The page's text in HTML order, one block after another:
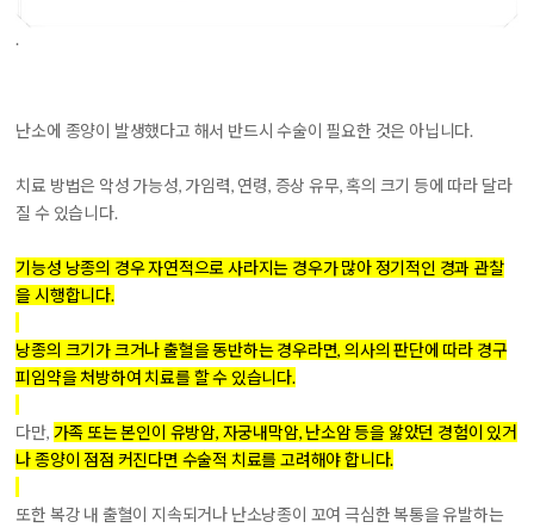
.
난소에 종양이 발생했다고 해서 반드시 수술이 필요한 것은 아닙니다.
치료 방법은 악성 가능성, 가임력, 연령, 증상 유무, 혹의 크기 등에 따라 달라
질 수 있습니다.
기능성 낭종의 경우 자연적으로 사라지는 경우가 많아 정기적인 경과 관찰
을 시행합니다.
낭종의 크기가 크거나 출혈을 동반하는 경우라면, 의사의 판단에 따라 경구
피임약을 처방하여 치료를 할 수 있습니다.
다만, 가족 또는 본인이 유방암, 자궁내막암, 난소암 등을 앓았던 경험이 있거
나 종양이 점점 커진다면 수술적 치료를 고려해야 합니다.
또한 복강 내 출혈이 지속되거나 난소낭종이 꼬여 극심한 복통을 유발하는